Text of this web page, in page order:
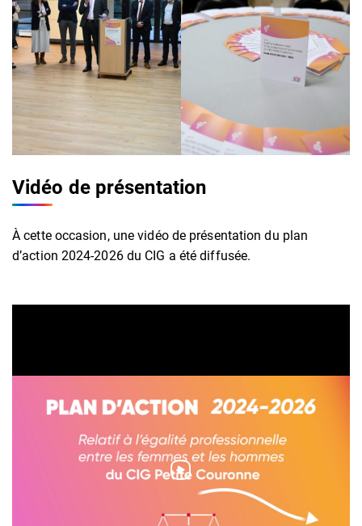
Vidéo de présentation
À cette occasion, une vidéo de présentation du plan
d’action 2024-2026 du CIG a été diffusée.